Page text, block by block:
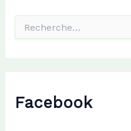
h
Facebook